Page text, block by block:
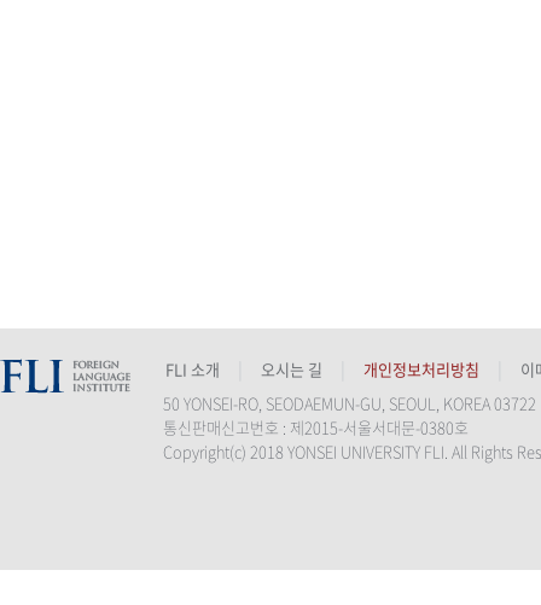
FLI 소개 오시는 길 개인정보처리방침
이
50 YONSEI-RO, SEODAEMUN-GU, SEOUL, KOREA
통신판매신고번호 : 제2015-서울서대문-0380호
Copyright(c) 2018 YONSEI UNIVERSITY FLI. All Rights